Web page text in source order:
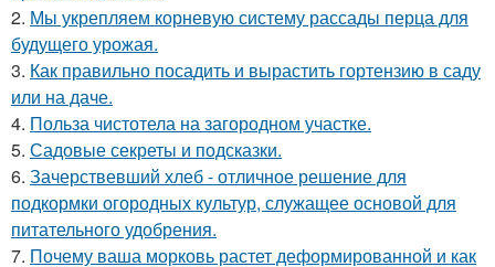
2. Мы укрепляем корневую систему рассады перца для
будущего урожая.
3. Как правильно посадить и вырастить гортензию в саду
или на даче.
4. Польза чистотела на загородном участке.
5. Садовые секреты и подсказки.
6. Зачерствевший хлеб - отличное решение для
подкормки огородных культур, служащее основой для
питательного удобрения.
7. Почему ваша морковь растет деформированной и как